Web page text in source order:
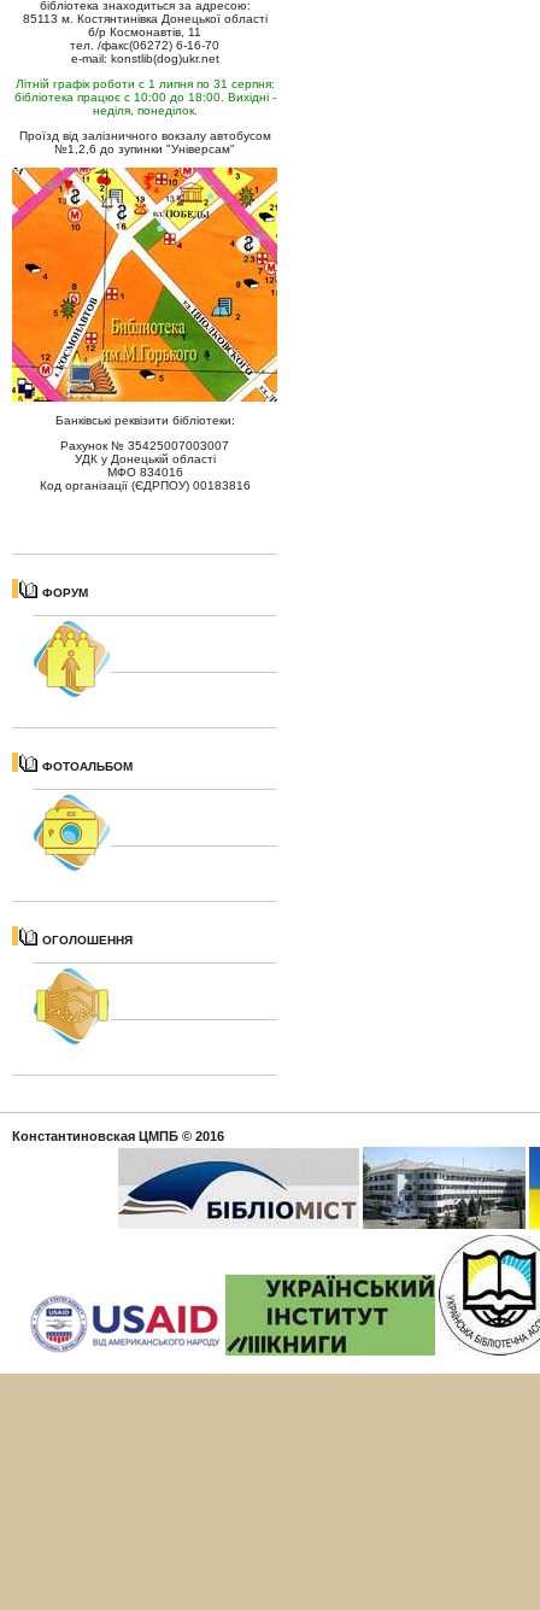
бібліотека знаходиться за адресою:
85113 м. Костянтинівка Донецької області
б/р Космонавтів, 11
тел. /факс(06272) 6-16-70
e-mail: konstlib(dog)ukr.net
Літній графік роботи с 1 липня по 31 серпня:
бібліотека працює с 10:00 до 18:00. Вихідні -
неділя, понеділок.
Проїзд від залізничного вокзалу автобусом
№1,2,6 до зупинки "Універсам"
Банківські реквізити бібліотеки:
Рахунок № 35425007003007
УДК у Донецькій області
МФО 834016
Код організації (ЄДРПОУ) 00183816
ФОРУМ
ФОТОАЛЬБОМ
ОГОЛОШЕННЯ
Константиновская ЦМПБ © 2016